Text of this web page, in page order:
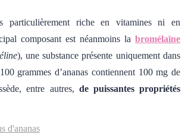
particulièrement riche en vitamines ni en
composant est néanmoins la bromélaïne
), une substance présente uniquement dans
grammes d’ananas contiennent 100 mg de
entre autres, de puissantes propriétés